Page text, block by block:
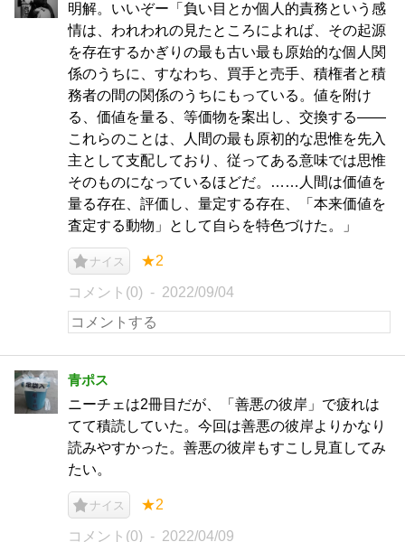
明解。いいぞー「負い目とか個人的責務という感
情は、われわれの見たところによれば、その起源
を存在するかぎりの最も古い最も原始的な個人関
係のうちに、すなわち、買手と売手、積権者と積
務者の間の関係のうちにもっている。値を附け
る、価値を量る、等価物を案出し、交換する――
これらのことは、人間の最も原初的な思惟を先入
主として支配しており、従ってある意味では思惟
そのものになっているほどだ。……人間は価値を
量る存在、評価し、量定する存在、「本来価値を
査定する動物」として自らを特色づけた。」
ナイス ★2
コメント(0) 2022/09/04
青ポス
ニーチェは2冊目だが、「善悪の彼岸」で疲れは
てて積読していた。今回は善悪の彼岸よりかなり
読みやすかった。善悪の彼岸もすこし見直してみ
たい。
ナイス ★2
コメント(0) 2022/04/09